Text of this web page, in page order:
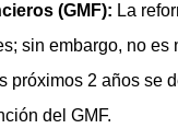
(GMF): La
sin embargo, no es
2 años se
del GMF.